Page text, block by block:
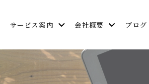
サービス案内 会社概要 ブログ